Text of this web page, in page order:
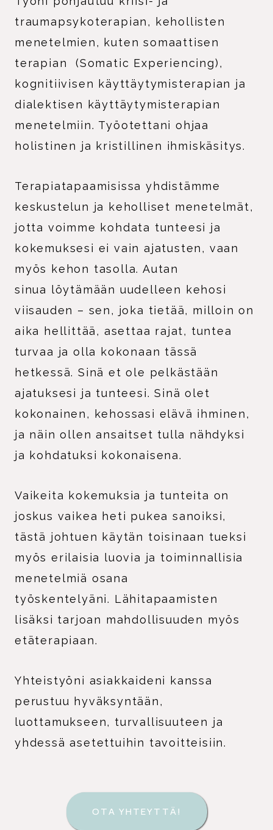
traumapsykoterapian, kehollisten
menetelmien, kuten somaattisen
terapian (Somatic Experiencing),
kognitiivisen käyttäytymisterapian ja
dialektisen käyttäytymisterapian
menetelmiin. Työotettani ohjaa
holistinen ja kristillinen ihmiskäsitys.
Terapiatapaamisissa yhdistämme
keskustelun ja keholliset menetelmät,
jotta voimme kohdata tunteesi ja
kokemuksesi ei vain ajatusten, vaan
myös kehon tasolla. Autan
sinua löytämään uudelleen kehosi
viisauden – sen, joka tietää, milloin on
aika hellittää, asettaa rajat, tuntea
turvaa ja olla kokonaan tässä
hetkessä. Sinä et ole pelkästään
ajatuksesi ja tunteesi. Sinä olet
kokonainen, kehossasi elävä ihminen,
ja näin ollen ansaitset tulla nähdyksi
ja kohdatuksi kokonaisena.
Vaikeita kokemuksia ja tunteita on
joskus vaikea heti pukea sanoiksi,
tästä johtuen käytän toisinaan tueksi
myös erilaisia luovia ja toiminnallisia
menetelmiä osana
työskentelyäni. Lähitapaamisten
lisäksi tarjoan mahdollisuuden myös
etäterapiaan.
Yhteistyöni asiakkaideni kanssa
perustuu hyväksyntään,
luottamukseen, turvallisuuteen ja
yhdessä asetettuihin tavoitteisiin.
OTA YHTEYTTÄ!